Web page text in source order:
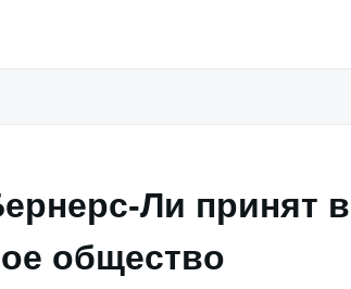
Ли принят в
общество